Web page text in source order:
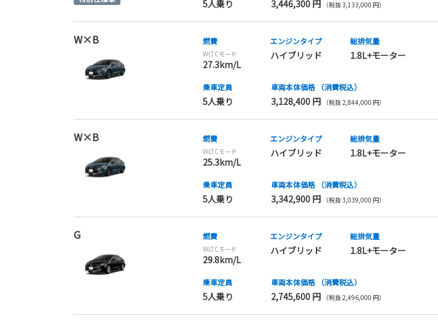
5人乗り 3,446,300 円 （税抜 3,133,000 円）
W×B 燃費
WLTCモード
27.3km/L
エンジンタイプ
ハイブリッド
総排気量
1.8L+モーター
乗車定員
5人乗り
車両本体価格 （消費税込）
3,128,400 円 （税抜 2,844,000 円）
W×B 燃費
WLTCモード
25.3km/L
エンジンタイプ
ハイブリッド
総排気量
1.8L+モーター
乗車定員
5人乗り
車両本体価格 （消費税込）
3,342,900 円 （税抜 3,039,000 円）
G 燃費
WLTCモード
29.8km/L
エンジンタイプ
ハイブリッド
総排気量
1.8L+モーター
乗車定員
5人乗り
車両本体価格 （消費税込）
2,745,600 円 （税抜 2,496,000 円）